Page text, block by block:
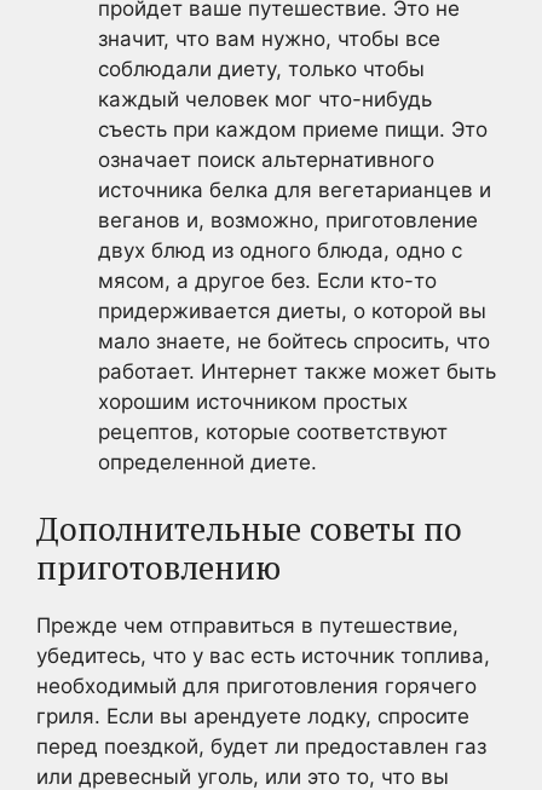
пройдет ваше путешествие. Это не
значит, что вам нужно, чтобы все
соблюдали диету, только чтобы
каждый человек мог что-нибудь
съесть при каждом приеме пищи. Это
означает поиск альтернативного
источника белка для вегетарианцев и
веганов и, возможно, приготовление
двух блюд из одного блюда, одно с
мясом, а другое без. Если кто-то
придерживается диеты, о которой вы
мало знаете, не бойтесь спросить, что
работает. Интернет также может быть
хорошим источником простых
рецептов, которые соответствуют
определенной диете.
Дополнительные советы по
приготовлению
Прежде чем отправиться в путешествие,
убедитесь, что у вас есть источник топлива,
необходимый для приготовления горячего
гриля. Если вы арендуете лодку, спросите
перед поездкой, будет ли предоставлен газ
или древесный уголь, или это то, что вы